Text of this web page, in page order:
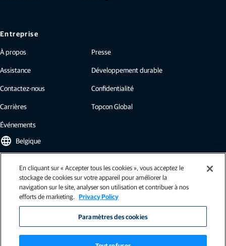
Entreprise
À propos
Assistance
Contactez-nous
Carrières
Événements
Presse
Développement durable
Confidentialité
Topcon Global
language Belgique
Newsletter Topcon
Nos newsletters proposent les dernières actualités de Topcon : études de
cas, informations sur l'industrie, communiqués de presse, et plus encore.
En cliquant sur « Accepter tous les cookies », vous acceptez le
stockage de cookies sur votre appareil pour améliorer la
navigation sur le site, analyser son utilisation et contribuer à nos
efforts de marketing. Privacy Policy
Paramètres des cookies